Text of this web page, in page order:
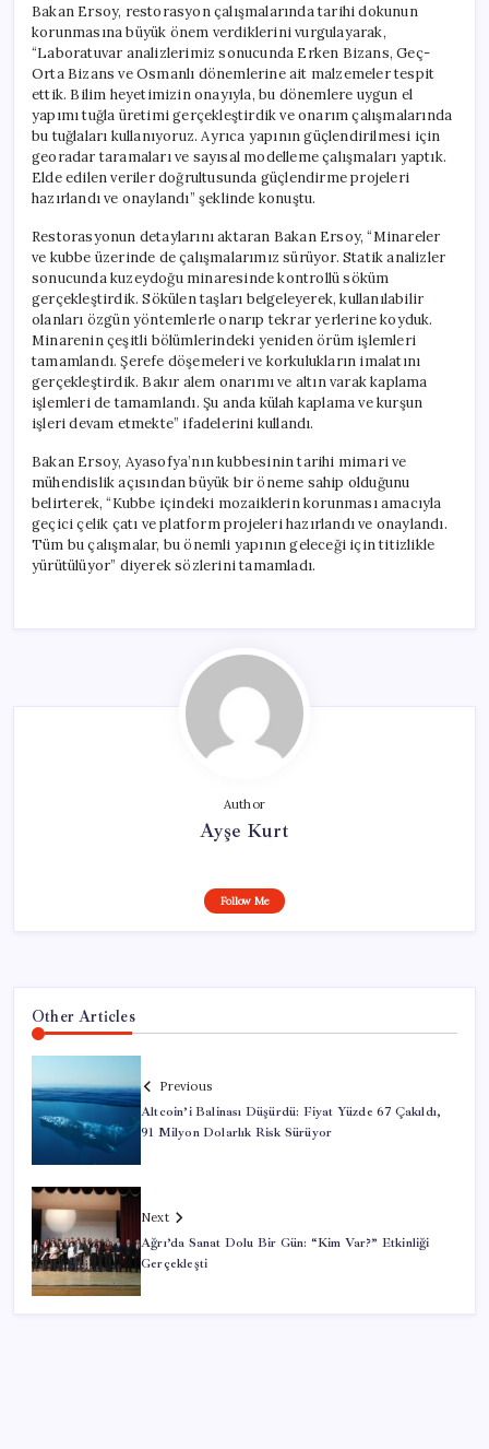
Bakan Ersoy, restorasyon çalışmalarında tarihi dokunun
korunmasına büyük önem verdiklerini vurgulayarak,
“Laboratuvar analizlerimiz sonucunda Erken Bizans, Geç-
Orta Bizans ve Osmanlı dönemlerine ait malzemeler tespit
ettik. Bilim heyetimizin onayıyla, bu dönemlere uygun el
yapımı tuğla üretimi gerçekleştirdik ve onarım çalışmalarında
bu tuğlaları kullanıyoruz. Ayrıca yapının güçlendirilmesi için
georadar taramaları ve sayısal modelleme çalışmaları yaptık.
Elde edilen veriler doğrultusunda güçlendirme projeleri
hazırlandı ve onaylandı” şeklinde konuştu.
Restorasyonun detaylarını aktaran Bakan Ersoy, “Minareler
ve kubbe üzerinde de çalışmalarımız sürüyor. Statik analizler
sonucunda kuzeydoğu minaresinde kontrollü söküm
gerçekleştirdik. Sökülen taşları belgeleyerek, kullanılabilir
olanları özgün yöntemlerle onarıp tekrar yerlerine koyduk.
Minarenin çeşitli bölümlerindeki yeniden örüm işlemleri
tamamlandı. Şerefe döşemeleri ve korkulukların imalatını
gerçekleştirdik. Bakır alem onarımı ve altın varak kaplama
işlemleri de tamamlandı. Şu anda külah kaplama ve kurşun
işleri devam etmekte” ifadelerini kullandı.
Bakan Ersoy, Ayasofya’nın kubbesinin tarihi mimari ve
mühendislik açısından büyük bir öneme sahip olduğunu
belirterek, “Kubbe içindeki mozaiklerin korunması amacıyla
geçici çelik çatı ve platform projeleri hazırlandı ve onaylandı.
Tüm bu çalışmalar, bu önemli yapının geleceği için titizlikle
yürütülüyor” diyerek sözlerini tamamladı.
Author
Ayşe Kurt
Follow Me
Other Articles
Previous
Altcoin’i Balinası Düşürdü: Fiyat Yüzde 67 Çakıldı,
91 Milyon Dolarlık Risk Sürüyor
Next
Ağrı’da Sanat Dolu Bir Gün: “Kim Var?” Etkinliği
Gerçekleşti